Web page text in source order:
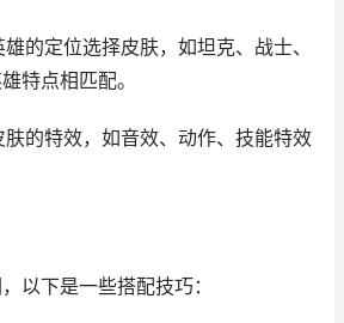
的定位选择皮肤，如坦克、战士、
特点相匹配。
的特效，如音效、动作、技能特效
以下是一些搭配技巧：